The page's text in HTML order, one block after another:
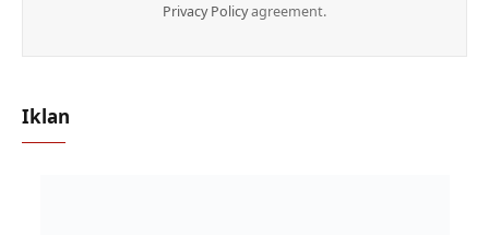
Privacy Policyagreement.
Iklan